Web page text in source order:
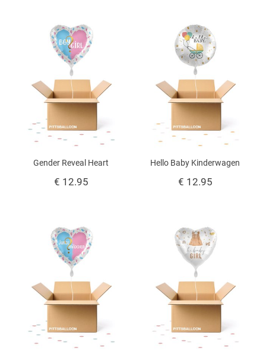
Hello Baby Kinderwagen
€ 12.95
Gender Reveal Heart
€ 12.95